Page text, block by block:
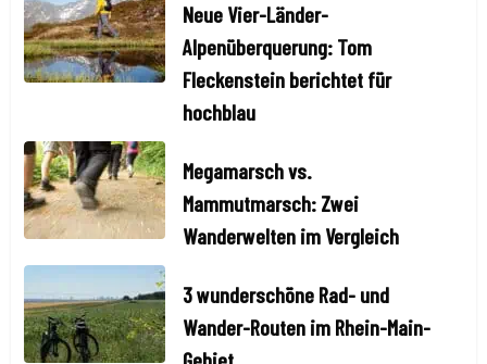
Neue Vier-Länder-
Alpenüberquerung: Tom
Fleckenstein berichtet für
hochblau
Megamarsch vs.
Mammutmarsch: Zwei
Wanderwelten im Vergleich
3 wunderschöne Rad- und
Wander-Routen im Rhein-Main-